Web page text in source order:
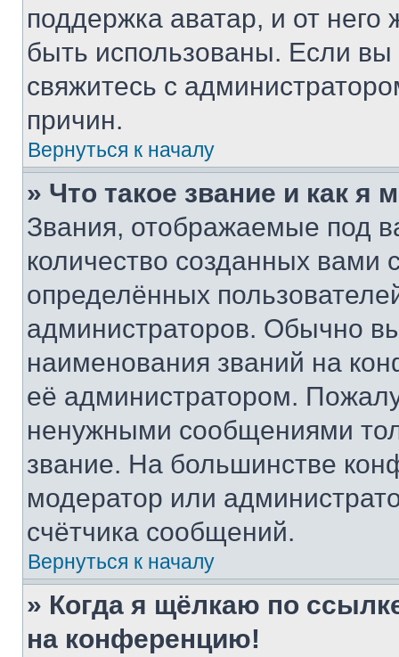
поддержка аватар, и от него
быть использованы. Если
свяжитесь с
причин.
Вернуться к началу
» Что такое звание и как я
Звания, отображаемые под
количество созданных
определённых
администраторов. Обычно
наименования званий на
её администратором.
ненужными сообщениями
звание. На большинстве
модератор или
счётчика сообщений.
Вернуться к началу
» Когда я щёлкаю по
на конференцию!